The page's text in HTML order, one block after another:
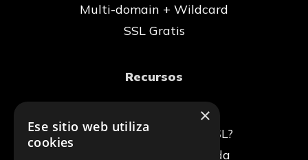
Multi-domain + Wildcard
SSL Gratis
Recursos
¿Qué es un certificado SSL?
La conexión no es privada
×
Ese sitio web utiliza
cookies